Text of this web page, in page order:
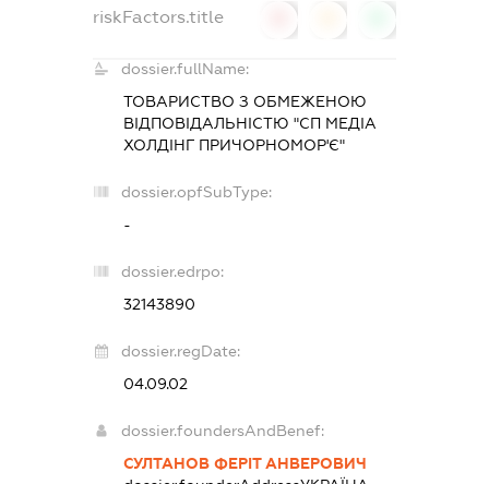
riskFactors.title
dossier.fullName:
ТОВАРИСТВО З ОБМЕЖЕНОЮ
ВІДПОВІДАЛЬНІСТЮ "СП МЕДІА
ХОЛДІНГ ПРИЧОРНОМОР'Є"
dossier.opfSubType:
-
dossier.edrpo:
32143890
dossier.regDate:
04.09.02
dossier.foundersAndBenef:
СУЛТАНОВ ФЕРІТ АНВЕРОВИЧ